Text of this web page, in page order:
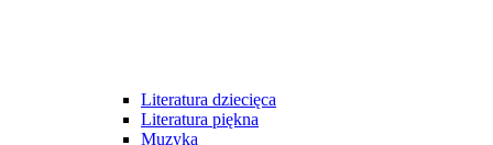
Literatura dziecięca
Literatura piękna
Muzyka